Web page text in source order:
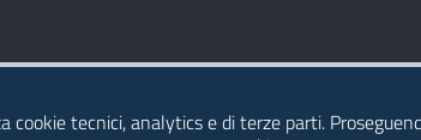
cookie tecnici, analytics e di terze parti.